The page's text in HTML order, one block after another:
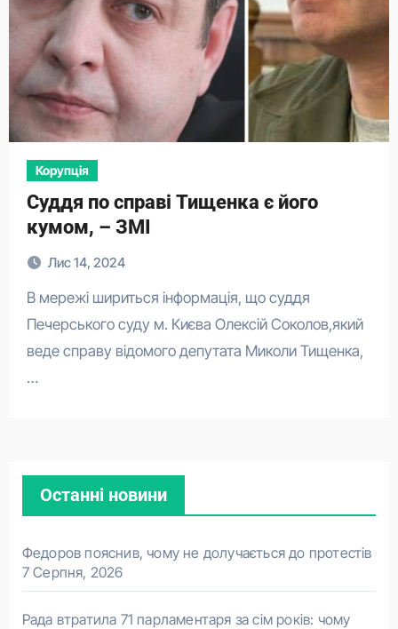
Корупція
Суддя по справі Тищенка є його
кумом, – ЗМІ
Лис 14, 2024
В мережі шириться інформація, що суддя
Печерського суду м. Києва Олексій Соколов,який
веде справу відомого депутата Миколи Тищенка,
…
Останні новини
Федоров пояснив, чому не долучається до протестів
7 Серпня, 2026
Рада втратила 71 парламентаря за сім років: чому